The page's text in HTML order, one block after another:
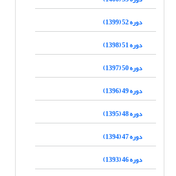
دوره 52 (1399)
دوره 51 (1398)
دوره 50 (1397)
دوره 49 (1396)
دوره 48 (1395)
دوره 47 (1394)
دوره 46 (1393)